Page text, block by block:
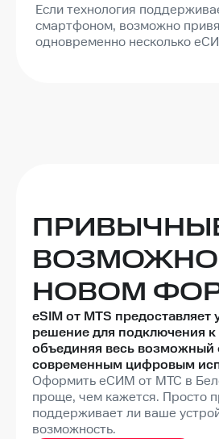
Если технология
смартфоном, возможно
одновременно несколько
НОВОМ
eSIM от МТS предоставляет
решение для подключения
объединяя весь возможный
современным цифровым
Оформить eСИМ от МТС в
проще, чем кажется. Просто
поддерживает ли ваше
возможность.